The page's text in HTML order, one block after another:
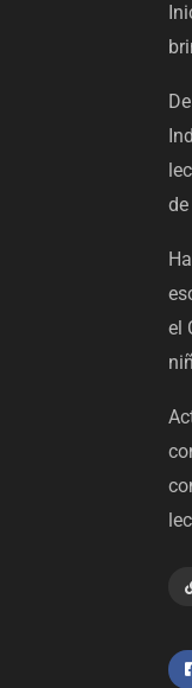
el